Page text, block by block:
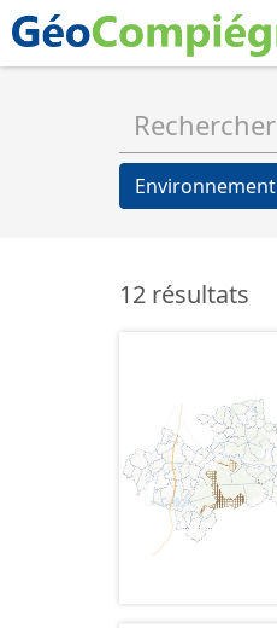
Environnement
12 résultats